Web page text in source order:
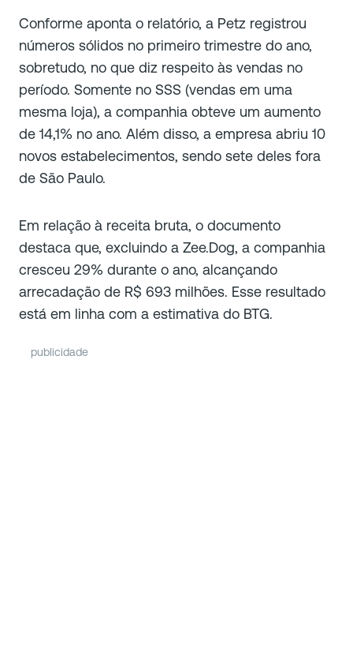
Conforme aponta o relatório, a Petz registrou
números sólidos no primeiro trimestre do ano,
sobretudo, no que diz respeito às vendas no
período. Somente no SSS (vendas em uma
mesma loja), a companhia obteve um aumento
de 14,1% no ano. Além disso, a empresa abriu 10
novos estabelecimentos, sendo sete deles fora
de São Paulo.
Em relação à receita bruta, o documento
destaca que, excluindo a Zee.Dog, a companhia
cresceu 29% durante o ano, alcançando
arrecadação de R$ 693 milhões. Esse resultado
está em linha com a estimativa do BTG.
publicidade